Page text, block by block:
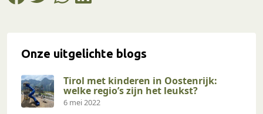
Onze uitgelichte blogs
Tirol met kinderen in Oostenrijk:
welke regio’s zijn het leukst?
6 mei 2022